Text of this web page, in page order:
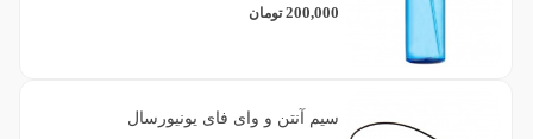
200,000 تومان
سیم آنتن و وای فای یونیورسال